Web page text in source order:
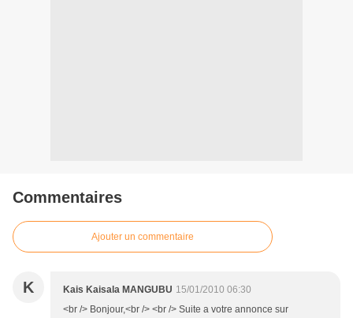
Commentaires
Ajouter un commentaire
K Kais Kaisala MANGUBU 15/01/2010 06:30
<br /> Bonjour,<br /> <br /> Suite a votre annonce sur